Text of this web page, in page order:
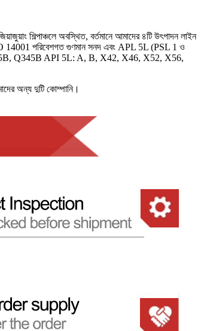
শিল্পাঞ্চলে অবস্থিত, বর্তমানে আমাদের ৪টি উৎপাদন লাইন
14001 পরিবেশগত গুণমান সনদ এবং APL 5L (PSL 1 ও
Q345B API 5L: A, B, X42, X46, X52, X56,
দুটি কোম্পানি।